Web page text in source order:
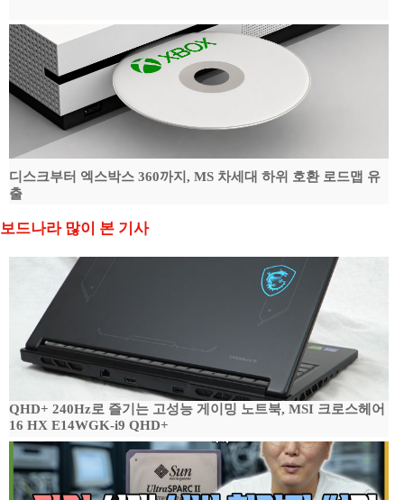
디스크부터 엑스박스 360까지, MS 차세대 하위 호환 로드맵 유
출
보드나라 많이 본 기사
QHD+ 240Hz로 즐기는 고성능 게이밍 노트북, MSI 크로스헤어
16 HX E14WGK-i9 QHD+